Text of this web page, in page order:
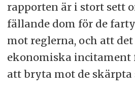
rapporten är i stort sett
fällande dom för de
mot reglerna, och att
ekonomiska incitament
att bryta mot de skärpta